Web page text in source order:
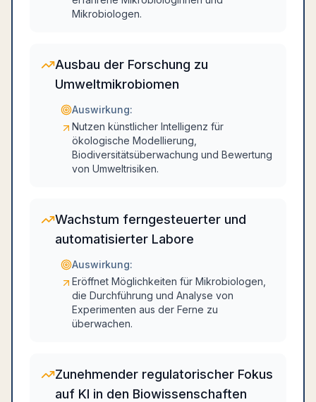
Mikrobiologen.
Ausbau der Forschung zu
Umweltmikrobiomen
Auswirkung:
Nutzen künstlicher Intelligenz für
ökologische Modellierung,
Biodiversitätsüberwachung und Bewertung
von Umweltrisiken.
Wachstum ferngesteuerter und
automatisierter Labore
Auswirkung:
Eröffnet Möglichkeiten für Mikrobiologen,
die Durchführung und Analyse von
Experimenten aus der Ferne zu
überwachen.
Zunehmender regulatorischer Fokus
auf KI in den Biowissenschaften